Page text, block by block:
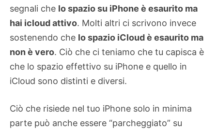
segnali che lo spazio su iPhone è esaurito ma
hai icloud attivo. Molti altri ci scrivono invece
sostenendo che lo spazio iCloud è esaurito ma
non è vero. Ciò che ci teniamo che tu capisca è
che lo spazio effettivo su iPhone e quello in
iCloud sono distinti e diversi.
Ciò che risiede nel tuo iPhone solo in minima
parte può anche essere “parcheggiato” su